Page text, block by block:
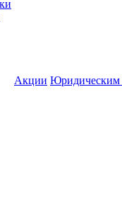
Акции Юридическим